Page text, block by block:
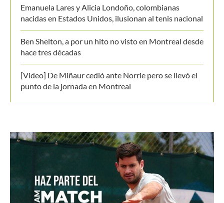
nacidas en Estados Unidos, ilusionan al tenis nacional
hace tres décadas
punto de la jornada en Montreal